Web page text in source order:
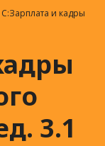
и кадры
3.1